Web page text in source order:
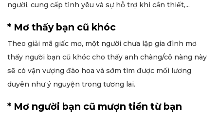
người, cung cấp tình yêu và sự hỗ trợ khi cần thiết,...
* Mơ thấy bạn cũ khóc
Theo giải mã giấc mơ, một người chưa lập gia đình mơ
thấy người bạn cũ khóc cho thấy anh chàng/cô nàng này
sẽ có vận vượng đào hoa và sớm tìm được mối lương
duyên như ý nguyện trong tương lai.
* Mơ người bạn cũ mượn tiền từ bạn